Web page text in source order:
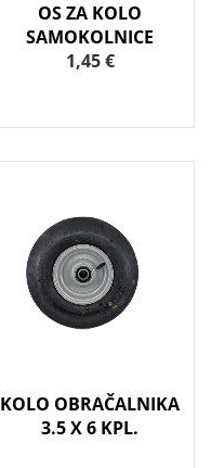
OS ZA KOLO
SAMOKOLNICE
1,45 €
KOLO OBRAČALNIKA
3.5 X 6 KPL.